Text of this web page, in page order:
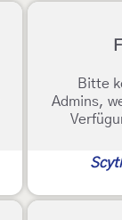
Bitte
Admins,